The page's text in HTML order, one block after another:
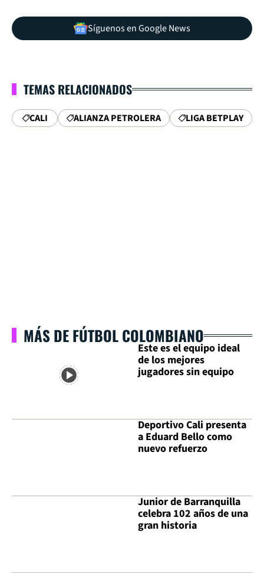
Síguenos en Google News
TEMAS RELACIONADOS
CALI ALIANZA PETROLERA LIGA BETPLAY
MÁS DE FÚTBOL COLOMBIANO
Este es el equipo ideal
de los mejores
jugadores sin equipo
Deportivo Cali presenta
a Eduard Bello como
nuevo refuerzo
Junior de Barranquilla
celebra 102 años de una
gran historia